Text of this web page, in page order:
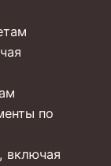
по
включая